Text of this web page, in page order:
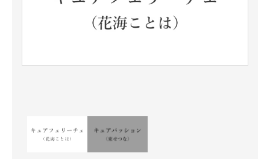
企業ITのトレンドを詳説
マーケ×ITの今がよく分かる
ITエンジニア向け専門サイト